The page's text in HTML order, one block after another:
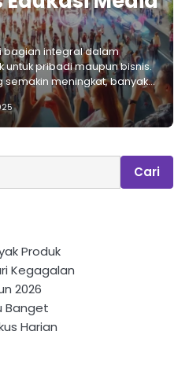
bagian integral dalam
pribadi maupun bisnis.
meningkat, banyak…
Cari
Produk
Kegagalan
2026
Banget
Harian